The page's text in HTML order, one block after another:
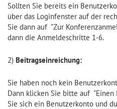
Sollten Sie bereits ein
über das Loginfenster auf der
Sie dann auf "Zur
dann die Anmeldeschritte 1-6.
2) Beitragseinreichung:
Sie haben noch kein
Dann klicken Sie bitte auf
Sie sich ein Benutzerkonto und